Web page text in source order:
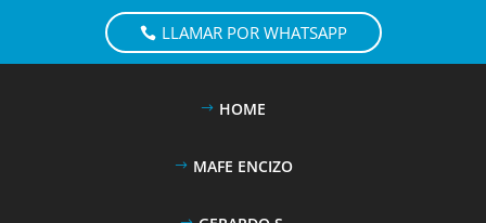
LLAMAR POR WHATSAPP
HOME
MAFE ENCIZO